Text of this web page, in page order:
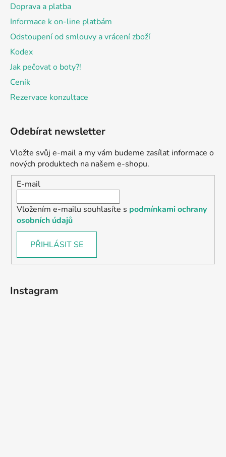
Doprava a platba
Informace k on-line platbám
Odstoupení od smlouvy a vrácení zboží
Kodex
Jak pečovat o boty?!
Ceník
Rezervace konzultace
Odebírat newsletter
Vložte svůj e-mail a my vám budeme zasílat informace o
nových produktech na našem e-shopu.
E-mail
Vložením e-mailu souhlasíte s podmínkami ochrany
osobních údajů
PŘIHLÁSIT SE
Instagram